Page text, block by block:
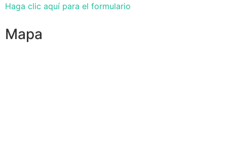
Haga clic aquí para el formulario
Mapa